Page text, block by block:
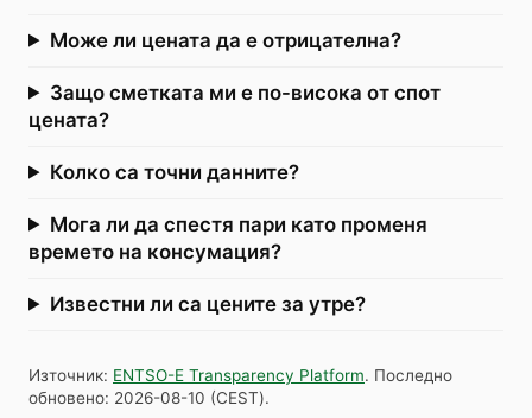
Може ли цената да е отрицателна?
Защо сметката ми е по-висока от спот
цената?
Колко са точни данните?
Мога ли да спестя пари като променя
времето на консумация?
Известни ли са цените за утре?
Източник: ENTSO-E Transparency Platform. Последно
обновено: 2026-08-10 (CEST).